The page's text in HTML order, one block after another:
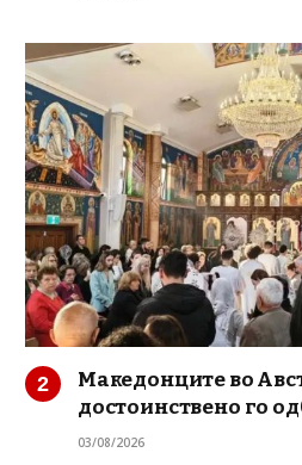
Македонците во
достоинствено го
03/08/2026